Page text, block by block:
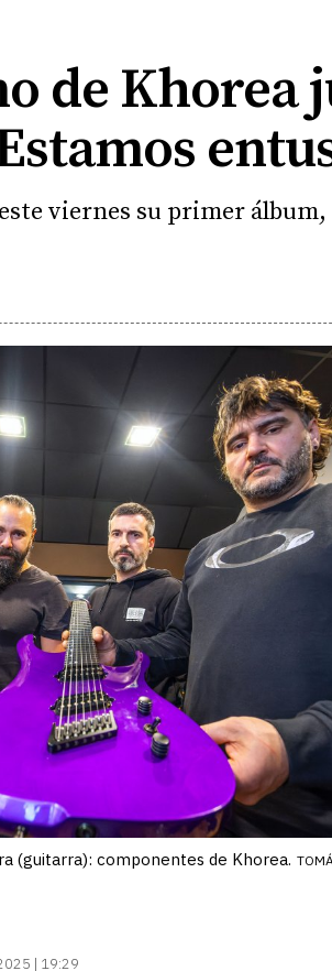
de Khorea
viernes su primer
(guitarra): componentes de Khorea.
| 19:29